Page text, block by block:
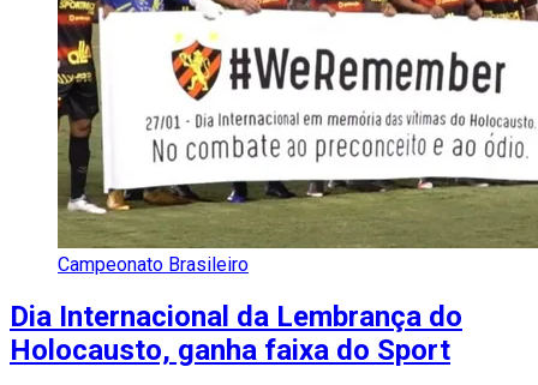
Campeonato Brasileiro
Dia Internacional da Lembrança do
Holocausto, ganha faixa do Sport